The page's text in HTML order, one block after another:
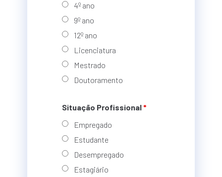
4º ano
9º ano
12º ano
Licenciatura
Mestrado
Doutoramento
Situação Profissional*
Empregado
Estudante
Desempregado
Estagiário